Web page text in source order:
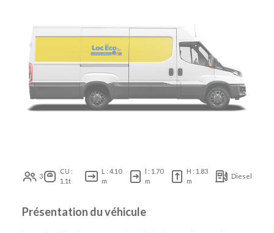
3
CU :
1.1t
L : 4.10
m
l : 1.70
m
H : 1.83
m
Diesel
Présentation du véhicule